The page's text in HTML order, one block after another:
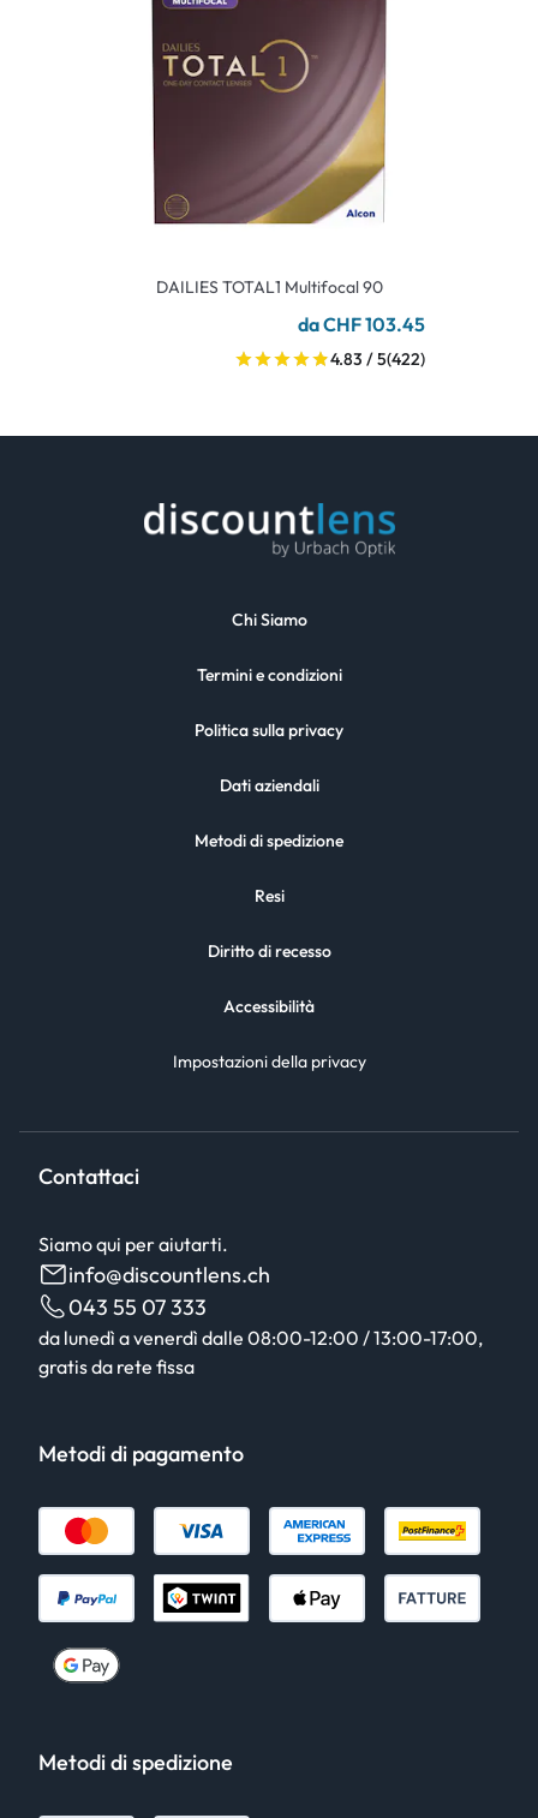
DAILIES TOTAL1 Multifocal 90
da CHF 103.45
4.83 / 5(422)
Chi Siamo
Termini e condizioni
Politica sulla privacy
Dati aziendali
Metodi di spedizione
Resi
Diritto di recesso
Accessibilità
Impostazioni della privacy
Contattaci
Siamo qui per aiutarti.
info@discountlens.ch
043 55 07 333
da lunedì a venerdì dalle 08:00-12:00 / 13:00-17:00,
gratis da rete fissa
Metodi di pagamento
Metodi di spedizione